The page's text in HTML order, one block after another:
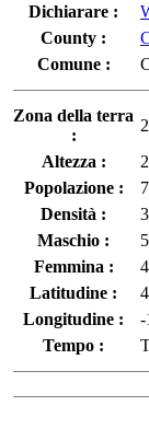
Dichiarare :
County :
Comune :
Zona della terra
:
Altezza :
Popolazione :
Densità :
Maschio :
Femmina :
Latitudine :
Longitudine :
-
Tempo :